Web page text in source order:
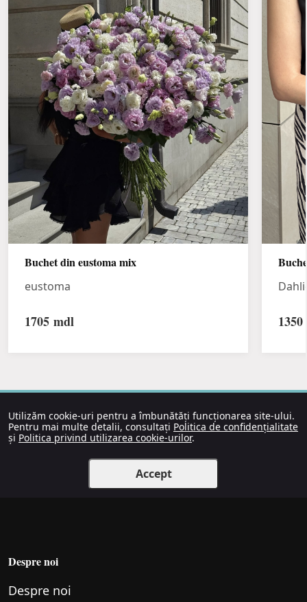
Buchet din eustoma mix
eustoma
1705 mdl 1350
Utilizăm cookie-uri pentru a îmbunătăți funcționarea site-ului.
Pentru mai multe detalii, consultați Politica de confidențialitate
și Politica privind utilizarea cookie-urilor.
Accept
Despre noi
Despre noi